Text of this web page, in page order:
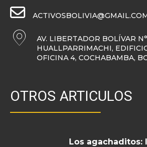
AV. LIBERTADOR BOLÍVAR
HUALLPARRIMACHI,
OFICINA 4, COCHABAMBA,
OTROS ARTICULOS
Los agachaditos: